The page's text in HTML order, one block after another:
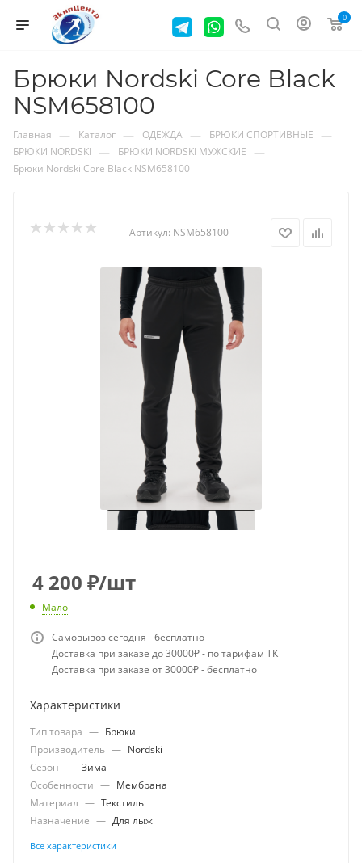
0
Брюки Nordski Core Black
NSM658100
Главная — Каталог — ОДЕЖДА — БРЮКИ СПОРТИВНЫЕ —
БРЮКИ NORDSKI — БРЮКИ NORDSKI МУЖСКИЕ —
Брюки Nordski Core Black NSM658100
Артикул: NSM658100
4 200 ₽/шт
Мало
Самовывоз сегодня - бесплатно
Доставка при заказе до 30000₽ - по тарифам ТК
Доставка при заказе от 30000₽ - бесплатно
Характеристики
Тип товара — Брюки
Производитель — Nordski
Сезон — Зима
Особенности — Мембрана
Материал — Текстиль
Назначение — Для лыж
Все характеристики